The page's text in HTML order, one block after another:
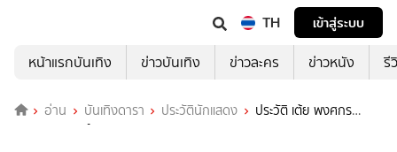
TH
เข้าสู่ระบบ
หน้าแรกบันเทิง
ข่าวบันเทิง ข่าวละคร ข่าวหนัง รี
อ่าน บันเทิงดารา ประวัตินักแสดง
ประวัติ เต้ย พงศกร
เมตตาริกานนท์